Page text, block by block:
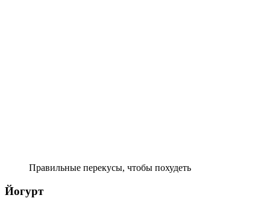
Правильные перекусы, чтобы похудеть
Йогурт